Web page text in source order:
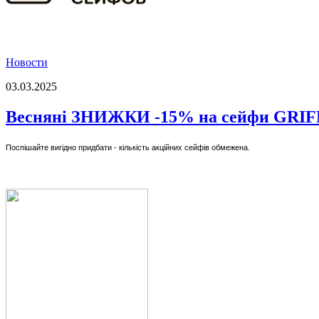
Новости
03.03.2025
Весняні ЗНИЖКИ -15% на сейфи
Поспішайте вигідно придбати - кількість акційних сейфів обмежена.